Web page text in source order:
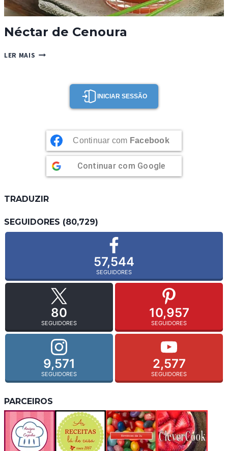
Néctar de Cenoura
LER MAIS NÉCTAR
INICIAR SESSÃO
Continuar com Facebook
Continuar com Google
TRADUZIR
SEGUIDORES (80,729)
57,544
SEGUIDORES
80
SEGUIDORES
10,957
SEGUIDORES
9,571
SEGUIDORES
2,577
SEGUIDORES
PARCEIROS